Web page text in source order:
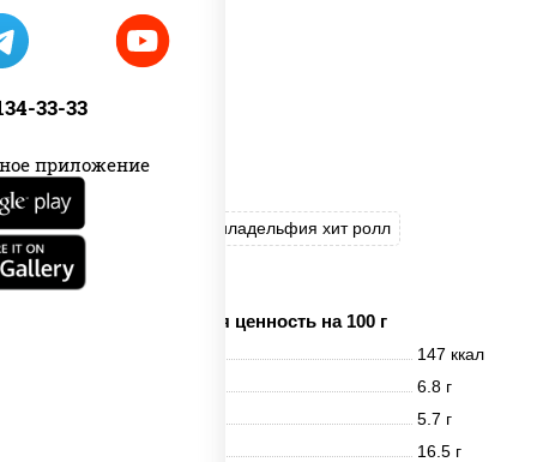
33-33
приложение
Калифорния хит 2 Филадельфия хит ролл
Цезарь ролл
Пищевая ценность на 100 г
147 ккал
6.8 г
5.7 г
16.5 г